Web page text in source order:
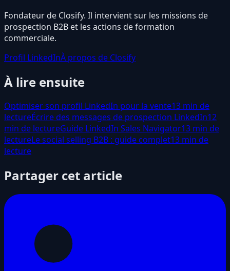
Fondateur de Closify. Il intervient sur les missions de
prospection B2B et les actions de formation
commerciale.
Profil LinkedInÀ propos de Closify
À lire ensuite
Optimiser son profil LinkedIn pour la vente13 min de
lectureÉcrire des messages de prospection LinkedIn12
min de lectureGuide LinkedIn Sales Navigator13 min de
lectureLe social selling B2B : guide complet13 min de
lecture
Partager cet article